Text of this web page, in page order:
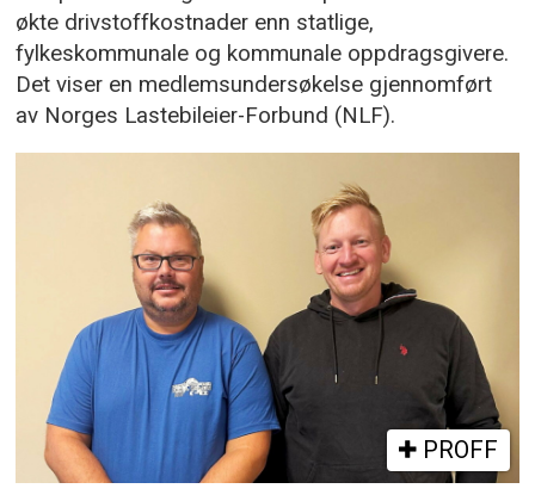
økte drivstoffkostnader enn statlige,
fylkeskommunale og kommunale oppdragsgivere.
Det viser en medlemsundersøkelse gjennomført
av Norges Lastebileier-Forbund (NLF).
PROFF